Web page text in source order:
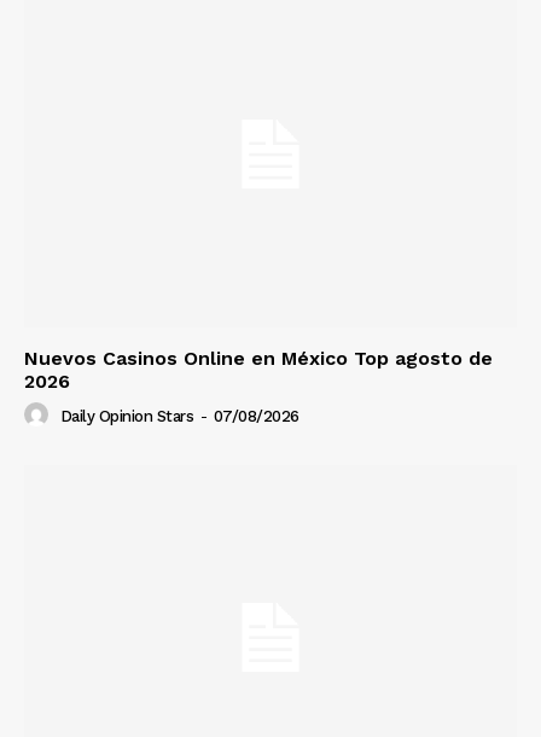
Nuevos Casinos Online en México Top agosto de
2026
Daily Opinion Stars - 07/08/2026